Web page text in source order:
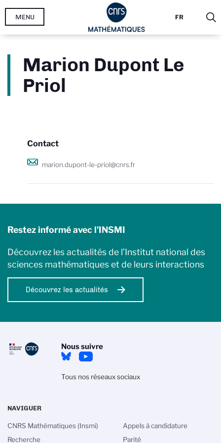
Aller
FR
MENU
Marion Dupont Le
Priol
Contact
marion.dupont-le-priol@cnrs.fr
Restez informé avec l'INSMI
Découvrez les actualités de l’Institut national des
sciences mathématiques et de leurs interactions
Découvrez les actualités
Nous suivre
Tous nos réseaux sociaux
NAVIGUER
CNRS Mathématiques (Insmi)
Recherche
Appels à candidature
Parité